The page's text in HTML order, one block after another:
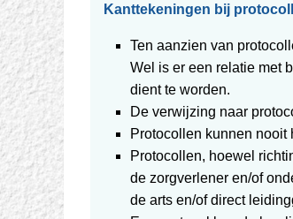
Kanttekeningen bij
Ten aanzien van
Wel is er een relatie met
dient te worden.
De verwijzing naar
Protocollen kunnen
Protocollen, hoewel
de zorgverlener en/of
de arts en/of direct